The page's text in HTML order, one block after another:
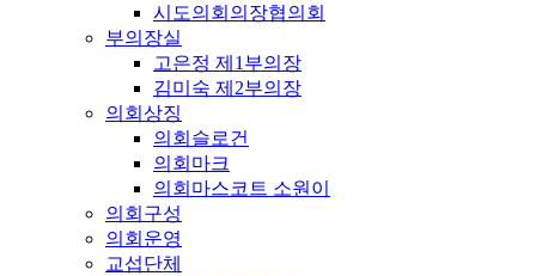
시도의회의장협의회
부의장실
고은정 제1부의장
김미숙 제2부의장
의회상징
의회슬로건
의회마크
의회마스코트 소원이
의회구성
의회운영
교섭단체